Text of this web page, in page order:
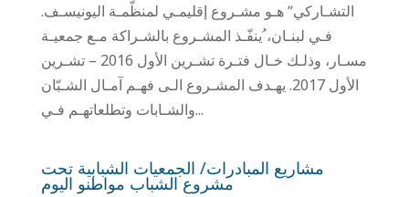
التشـاركيʺ هـو مشـروع إقليمـي لمنظّمـة اليونيسـف.
فـي لبنـان، ُينفّـذ المشـروع بالشـراكة مـع جمعيـة
مسـار، وذلـك خـال فتـرة تشـرين الأول 2016 – تشـرين
الأول 2017. يهـدف المشـروع الـى فهـم آمـال الشـبّان
والشـابات وتطلعاتهـم فـي...
مشاريع المبادرات/ الجمعيات الشبابية تحت
مشروع الشباب مواطنو اليوم